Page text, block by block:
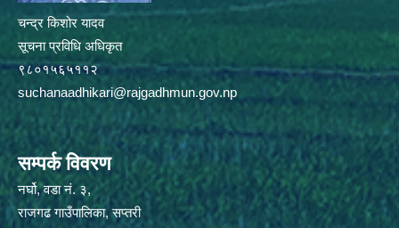
चन्द्र किशोर यादव
सूचना प्रविधि अधिकृत
९८०१५६५११२
suchanaadhikari@rajgadhmun.gov.np
सम्पर्क विवरण
नर्घो, वडा नं. ३,
राजगढ गाउँपालिका, सप्तरी